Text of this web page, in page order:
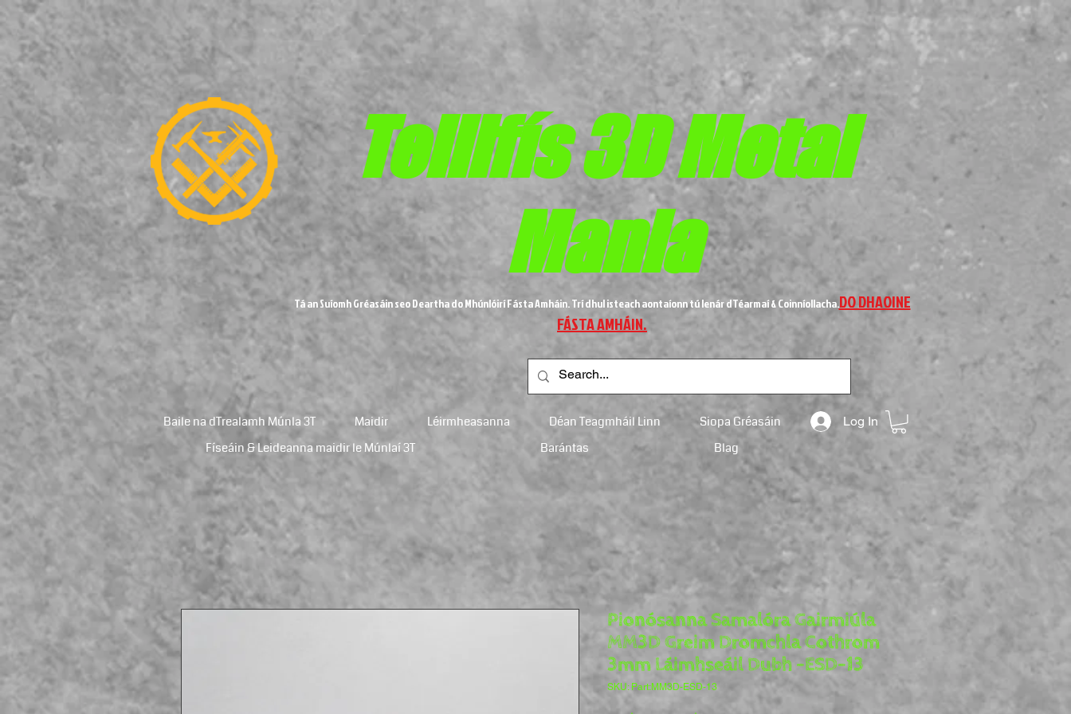
Teilifís 3D Metal
Mania
Tá an Suíomh Gréasáin seo Deartha do Mhúnlóirí Fásta Amháin. Trí dhul isteach aontaíonn tú lenár dTéarmaí & Coinníollacha.DO DHAOINE
FÁSTA AMHÁIN.
Baile na dTrealamh Múnla 3T Maidir Léirmheasanna Déan Teagmháil Linn
Siopa Gréasáin
Físeáin & Leideanna maidir le Múnlaí 3T
Barántas Blag
Log In
Pionósanna Samalóra Gairmiúla
MM3D Greim Dromchla Cothrom
3mm Láimhseáil Dubh -ESD-13
SKU: Part:MM3D-ESD-13